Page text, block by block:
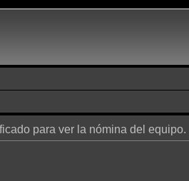
para ver la nómina del equipo.